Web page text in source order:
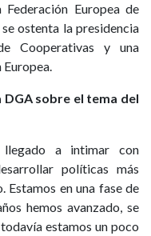
Europea de
ostenta la presidencia
Cooperativas y una
sobre el tema del
a intimar con
políticas más
Estamos en una fase de
hemos avanzado, se
estamos un poco